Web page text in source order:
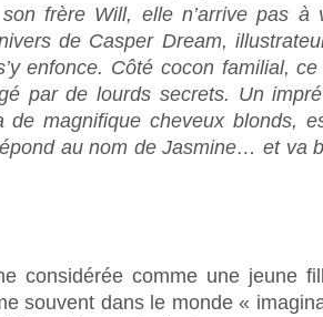
frère Will, elle n’arrive pas à
de Casper Dream,
enfonce. Côté cocon familial,
par de lourds secrets. Un
de magnifique cheveux blonds,
au nom de Jasmine… et va
considérée comme une jeune
souvent dans le monde «